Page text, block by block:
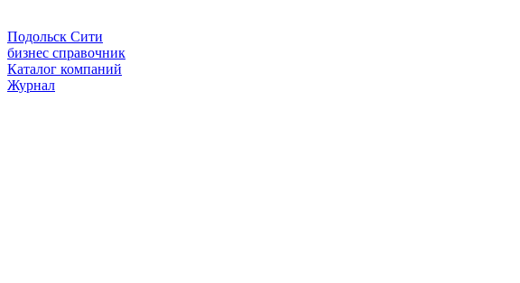
Подольск Сити
бизнес справочник
Каталог компаний
Журнал